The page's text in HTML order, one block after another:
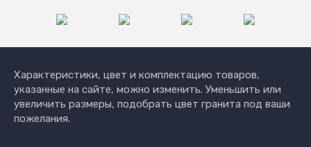
Характеристики, цвет и комплектацию товаров,
указанные на сайте, можно изменить. Уменьшить или
увеличить размеры, подобрать цвет гранита под ваши
пожелания.